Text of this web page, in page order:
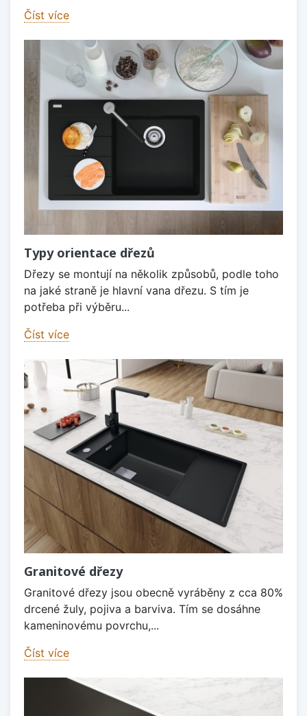
Číst více
Typy orientace dřezů
Dřezy se montují na několik způsobů, podle toho
na jaké straně je hlavní vana dřezu. S tím je
potřeba při výběru...
Číst více
Granitové dřezy
Granitové dřezy jsou obecně vyráběny z cca 80%
drcené žuly, pojiva a barviva. Tím se dosáhne
kameninovému povrchu,...
Číst více